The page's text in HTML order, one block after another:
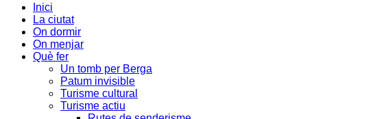
Inici
La ciutat
On dormir
On menjar
Què fer
Un tomb per Berga
Patum invisible
Turisme cultural
Turisme actiu